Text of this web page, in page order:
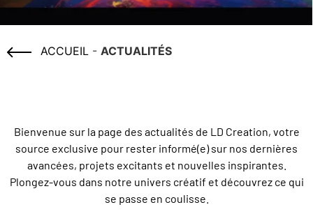
ACCUEIL - ACTUALITÉS
Bienvenue sur la page des actualités de LD Creation, votre
source exclusive pour rester informé(e) sur nos dernières
avancées, projets excitants et nouvelles inspirantes.
Plongez-vous dans notre univers créatif et découvrez ce qui
se passe en coulisse.